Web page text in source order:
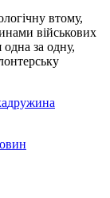
втому,
військових
за одну,
дружина